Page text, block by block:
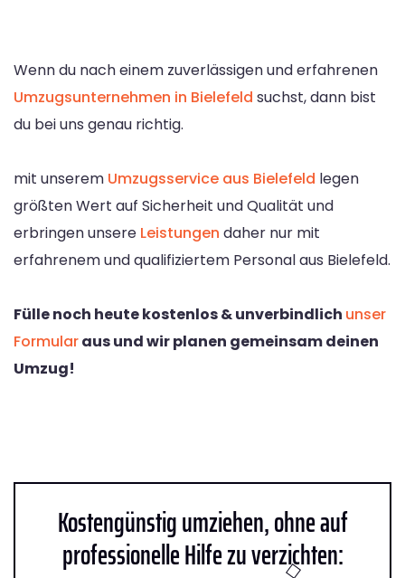
Wenn du nach einem zuverlässigen und erfahrenen
Umzugsunternehmen in Bielefeld suchst, dann bist
du bei uns genau richtig.
mit unserem Umzugsservice aus Bielefeld legen
größten Wert auf Sicherheit und Qualität und
erbringen unsere Leistungen daher nur mit
erfahrenem und qualifiziertem Personal aus Bielefeld.
Fülle noch heute kostenlos & unverbindlich unser
Formularaus und wir planen gemeinsam deinen
Umzug!
Kostengünstig umziehen, ohne auf
professionelle Hilfe zu verzichten: